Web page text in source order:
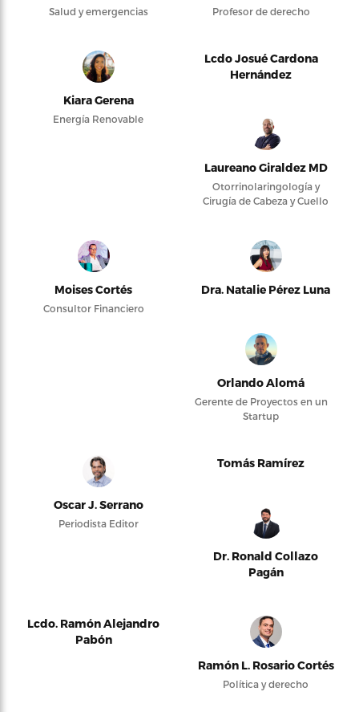
Salud y emergencias Profesor de derecho
Kiara Gerena
Energía Renovable
Lcdo Josué Cardona
Hernández
Laureano Giraldez MD
Otorrinolaringología y
Cirugía de Cabeza y Cuello
Moises Cortés
Consultor Financiero
Dra. Natalie Pérez Luna
Orlando Alomá
Gerente de Proyectos en un
Startup
Oscar J. Serrano
Periodista Editor
Tomás Ramírez
Dr. Ronald Collazo
Pagán
Lcdo. Ramón Alejandro
Pabón
Ramón L. Rosario Cortés
Política y derecho